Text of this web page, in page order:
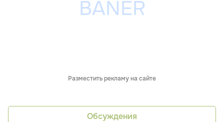
Разместить рекламу на сайте
Обсуждения